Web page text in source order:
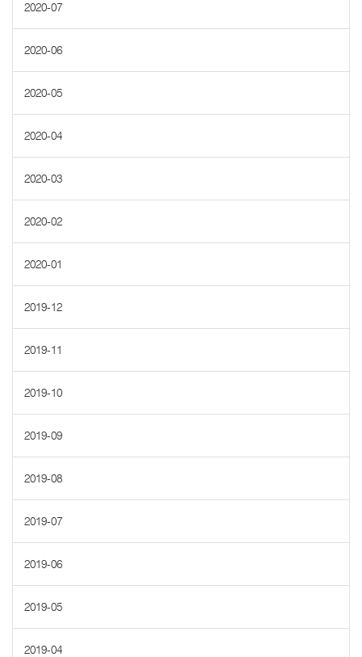
2020-07
2020-06
2020-05
2020-04
2020-03
2020-02
2020-01
2019-12
2019-11
2019-10
2019-09
2019-08
2019-07
2019-06
2019-05
2019-04